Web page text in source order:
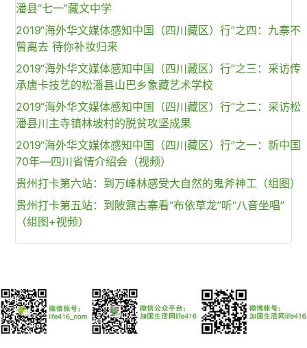
潘县“七一”藏文中学
2019“海外华文媒体感知中国（四川藏区）行”之四：九寨不
曾离去 待你补妆归来
2019“海外华文媒体感知中国（四川藏区）行”之三：采访传
承唐卡技艺的松潘县山巴乡象藏艺术学校
2019“海外华文媒体感知中国（四川藏区）行”之二：采访松
潘县川主寺镇林坡村的脱贫攻坚成果
2019“海外华文媒体感知中国（四川藏区）行”之一：新中国
70年—四川省情介绍会（视频）
贵州打卡第六站：到万峰林感受大自然的鬼斧神工（组图）
贵州打卡第五站：到陂鼐古寨看“布依草龙”听“八音坐唱”
（组图+视频）